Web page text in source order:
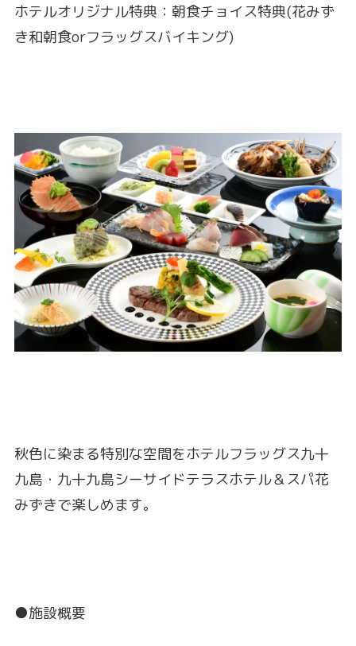
ホテルオリジナル特典：朝食チョイス特典(花みず
き和朝食orフラッグスバイキング)
秋色に染まる特別な空間をホテルフラッグス九十
九島・九十九島シーサイドテラスホテル＆スパ花
みずきで楽しめます。
●施設概要